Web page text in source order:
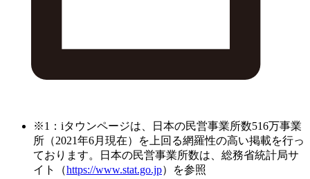
※1：iタウンページは、日本の民営事業所数516万事業
所（2021年6月現在）を上回る網羅性の高い掲載を行っ
ております。日本の民営事業所数は、総務省統計局サ
イト（https://www.stat.go.jp）を参照